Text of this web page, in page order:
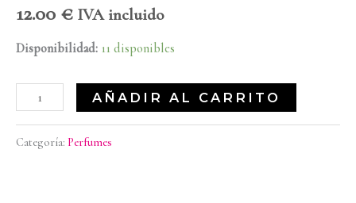
12.00 € IVA incluido
Disponibilidad: 11 disponibles
AÑADIR AL CARRITO
Categoría: Perfumes